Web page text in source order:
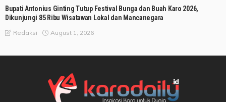
Bupati Antonius Ginting Tutup Festival Bunga dan Buah Karo 2026,
Dikunjungi 85 Ribu Wisatawan Lokal dan Mancanegara
Redaksi August 1, 2026